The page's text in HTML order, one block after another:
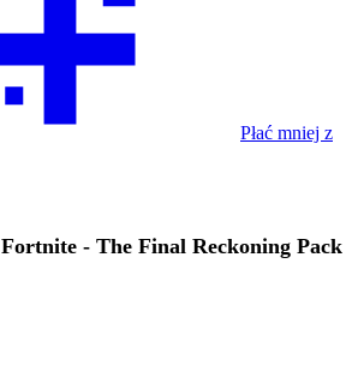
Płać mniej z
Fortnite - The Final Reckoning Pack